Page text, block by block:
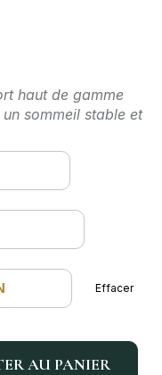
haut de gamme
sommeil stable et
Effacer
AU PANIER